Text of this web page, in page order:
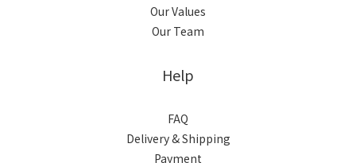
Our Values
Our Team
Help
FAQ
Delivery & Shipping
Payment